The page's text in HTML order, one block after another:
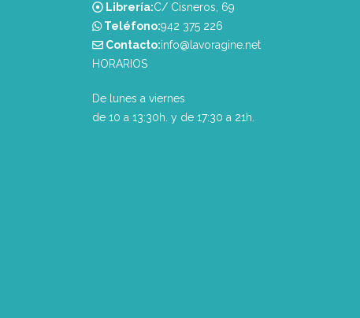
Librería:C/ Cisneros, 69
Teléfono:‭942 375 226‬
Contacto:info@lavoragine.net
HORARIOS
De lunes a viernes
de 10 a 13:30h. y de 17:30 a 21h.